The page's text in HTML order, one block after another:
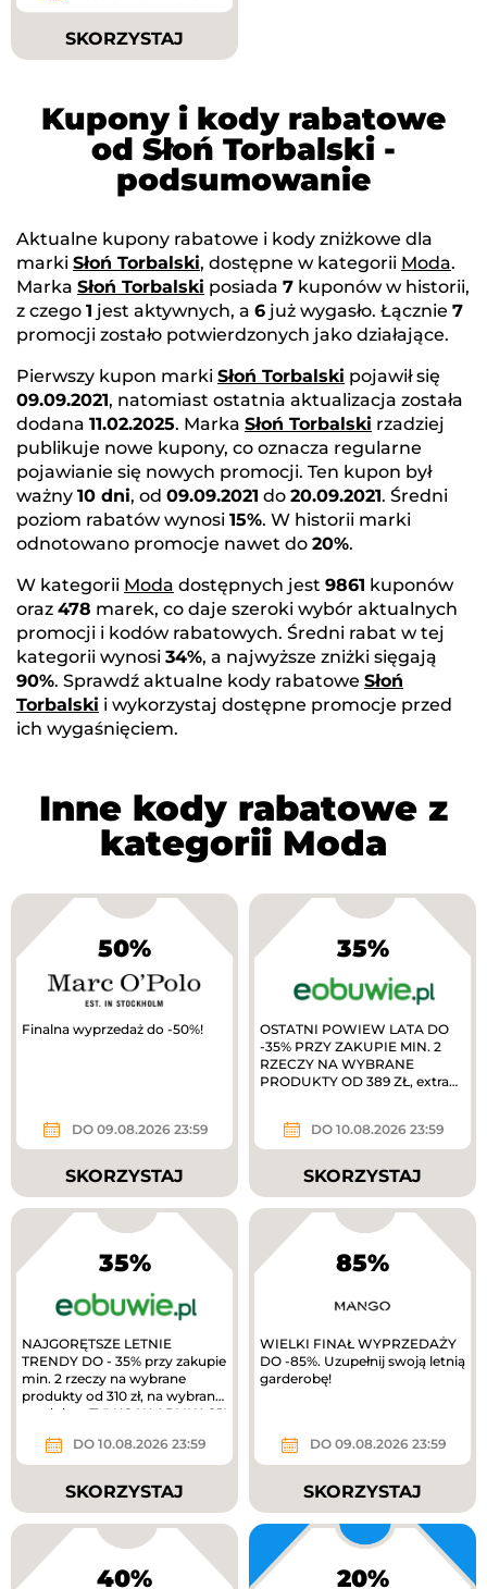
SKORZYSTAJ
Kupony i kody rabatowe
od Słoń Torbalski -
podsumowanie
Aktualne kupony rabatowe i kody zniżkowe dla
marki Słoń Torbalski, dostępne w kategorii Moda.
Marka Słoń Torbalski posiada 7 kuponów w historii,
z czego 1 jest aktywnych, a 6 już wygasło. Łącznie 7
promocji zostało potwierdzonych jako działające.
Pierwszy kupon marki Słoń Torbalski pojawił się
09.09.2021, natomiast ostatnia aktualizacja została
dodana 11.02.2025. Marka Słoń Torbalski rzadziej
publikuje nowe kupony, co oznacza regularne
pojawianie się nowych promocji. Ten kupon był
ważny 10 dni, od 09.09.2021 do 20.09.2021. Średni
poziom rabatów wynosi 15%. W historii marki
odnotowano promocje nawet do 20%.
W kategorii Moda dostępnych jest 9861 kuponów
oraz 478 marek, co daje szeroki wybór aktualnych
promocji i kodów rabatowych. Średni rabat w tej
kategorii wynosi 34%, a najwyższe zniżki sięgają
90%. Sprawdź aktualne kody rabatowe Słoń
Torbalski i wykorzystaj dostępne promocje przed
ich wygaśnięciem.
Inne kody rabatowe z
kategorii Moda
50%
Finalna wyprzedaż do -50%!
DO 09.08.2026 23:59
SKORZYSTAJ
35%
OSTATNI POWIEW LATA DO
-35% PRZY ZAKUPIE MIN. 2
RZECZY NA WYBRANE
PRODUKTY OD 389 ZŁ, extra
DO 10.08.2026 23:59
SKORZYSTAJ
35%
NAJGORĘTSZE LETNIE
TRENDY DO - 35% przy zakupie
min. 2 rzeczy na wybrane
produkty od 310 zł, na wybrane
produkty. TYLKO W APLIKACJI
DO 10.08.2026 23:59
SKORZYSTAJ
85%
WIELKI FINAŁ WYPRZEDAŻY
DO -85%. Uzupełnij swoją letnią
garderobę!
DO 09.08.2026 23:59
SKORZYSTAJ
40% 20%